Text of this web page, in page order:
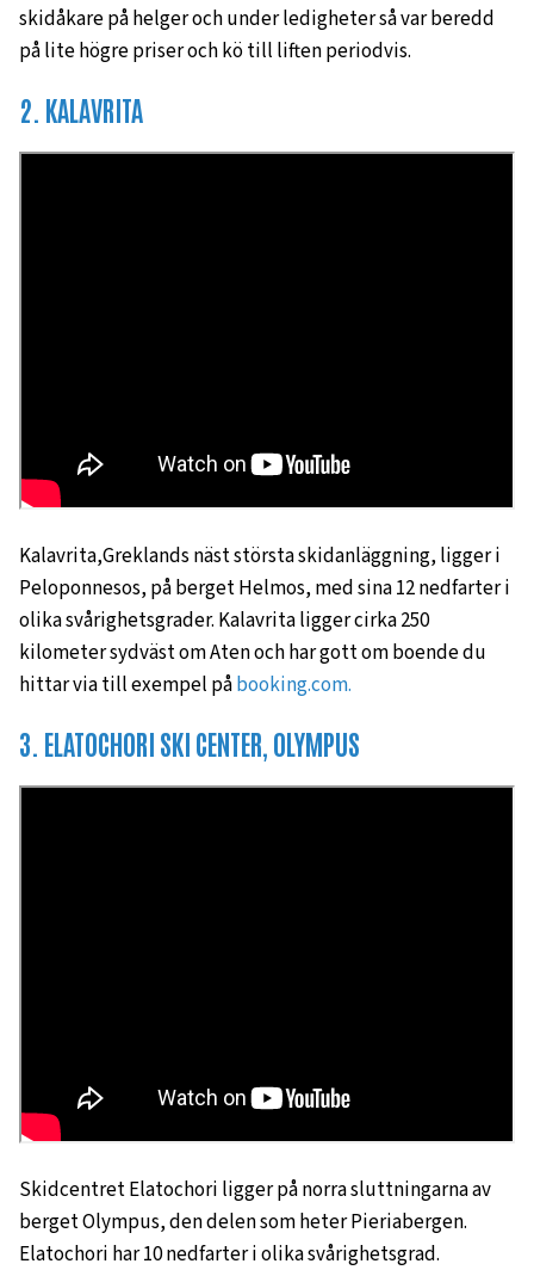
skidåkare på helger och under ledigheter så var beredd
på lite högre priser och kö till liften periodvis.
2. KALAVRITA
Kalavrita,Greklands näst största skidanläggning, ligger i
Peloponnesos, på berget Helmos, med sina 12 nedfarter i
olika svårighetsgrader. Kalavrita ligger cirka 250
kilometer sydväst om Aten och har gott om boende du
hittar via till exempel påbooking.com.
3. ELATOCHORI SKI CENTER, OLYMPUS
Skidcentret Elatochori ligger på norra sluttningarna av
berget Olympus, den delen som heter Pieriabergen.
Elatochori har 10 nedfarter i olika svårighetsgrad.